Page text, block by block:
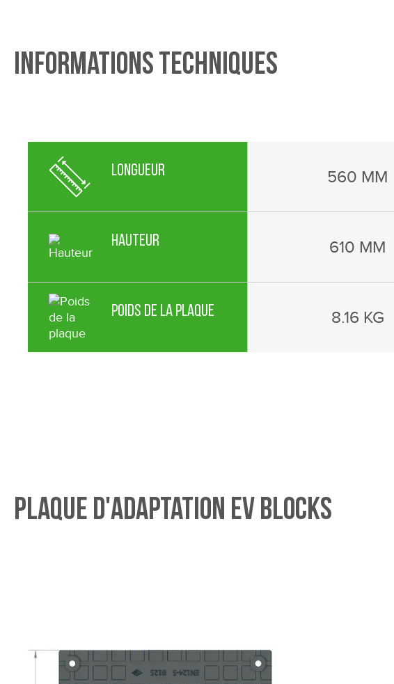
informations techniques
Longueur 560 MM
Hauteur 610 MM
Poids de la plaque 8.16 KG
Plaque d'adaptation EV Blocks